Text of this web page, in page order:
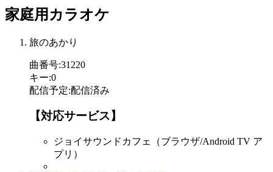
家庭用カラオケ
旅のあかり
曲番号:31220
キー:0
配信予定:配信済み
【対応サービス】
ジョイサウンドカフェ（ブラウザ/Android TV ア
プリ）